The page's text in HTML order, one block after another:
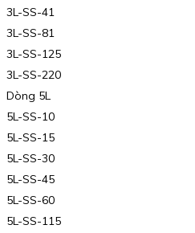
3L-SS-41
3L-SS-81
3L-SS-125
3L-SS-220
Dòng 5L
5L-SS-10
5L-SS-15
5L-SS-30
5L-SS-45
5L-SS-60
5L-SS-115